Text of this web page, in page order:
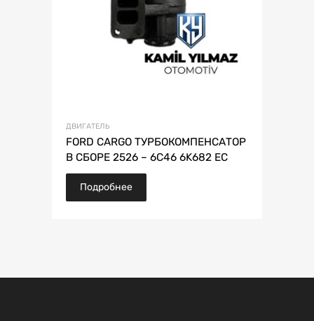
ДВИГАТЕЛЬ
FORD CARGO ТУРБОКОМПЕНСАТОР
В СБОРЕ 2526 – 6C46 6K682 EC
Подробнее